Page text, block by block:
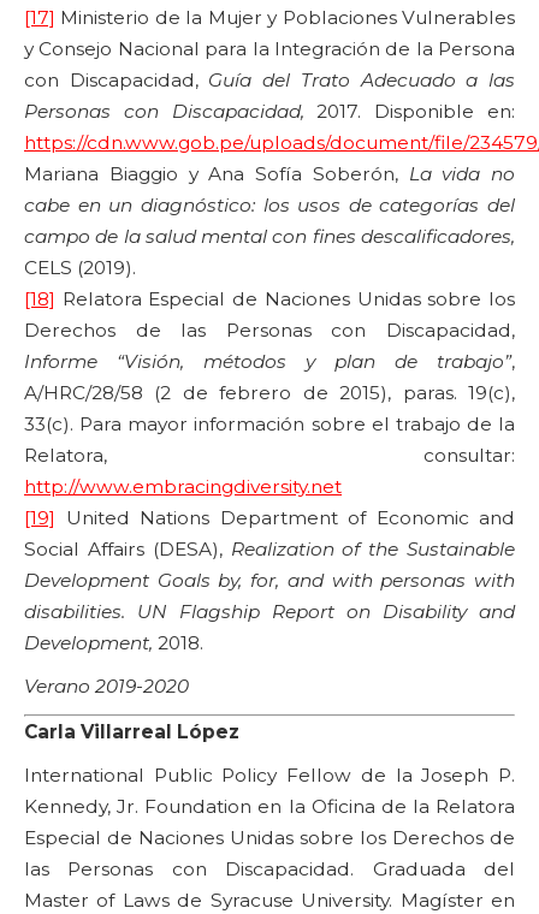
[17] Ministerio de la Mujer y Poblaciones Vulnerables
y Consejo Nacional para la Integración de la Persona
con Discapacidad, Guía del Trato Adecuado a las
Personas con Discapacidad,2017. Disponible en:
https://cdn.www.gob.pe/uploads/document/file/
Mariana Biaggio y Ana Sofía Soberón, La vida no
cabe en un diagnóstico: los usos de categorías del
campo de la salud mental con fines descalificadores,
CELS (2019).
[18] Relatora Especial de Naciones Unidas sobre los
Derechos de las Personas con Discapacidad,
Informe “Visión, métodos y plan de trabajo”,
A/HRC/28/58 (2 de febrero de 2015), paras. 19(c),
33(c). Para mayor información sobre el trabajo de la
Relatora, consultar:
http://www.embracingdiversity.net
[19]
United Nations Department of Economic and
Social Affairs (DESA), Realization of the Sustainable
Development Goals by, for, and with personas with
disabilities. UN Flagship Report on Disability and
Development, 2018.
Verano 2019-2020
Carla Villarreal López
International Public Policy Fellow de la Joseph P.
Kennedy, Jr. Foundation en la Oficina de la Relatora
Especial de Naciones Unidas sobre los Derechos de
las Personas con Discapacidad. Graduada del
Master of Laws de Syracuse University. Magíster en